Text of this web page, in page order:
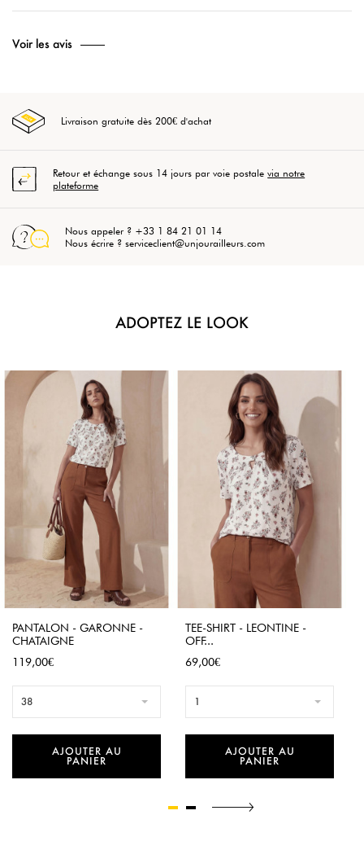
Voir les avis
Livraison gratuite dès 200€ d'achat
Retour et échange sous 14 jours par voie postalevia notre
plateforme
Nous appeler ? +33 1 84 21 01 14
Nous écrire ? serviceclient@unjourailleurs.com
ADOPTEZ LE LOOK
PANTALON - GARONNE -
CHATAIGNE
Prix
119,00€
38
AJOUTER AU
PANIER
TEE-SHIRT - LEONTINE -
OFF...
Prix
69,00€
1
AJOUTER AU
PANIER